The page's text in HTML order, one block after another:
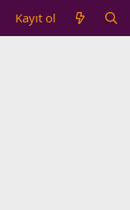
Kayıt ol